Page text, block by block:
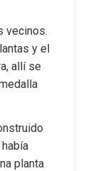
vecinos.
y el
allí se
planta